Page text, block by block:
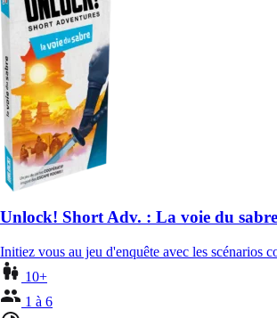
Unlock! Short Adv. : La voie du sabre
Initiez vous au jeu d'enquête avec les
10+
1 à 6